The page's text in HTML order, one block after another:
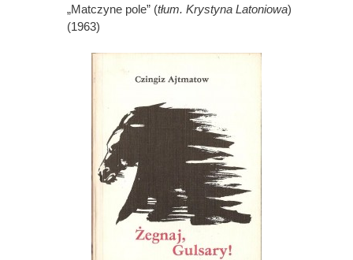
„Matczyne pole” (tłum. Krystyna Latoniowa)
(1963)